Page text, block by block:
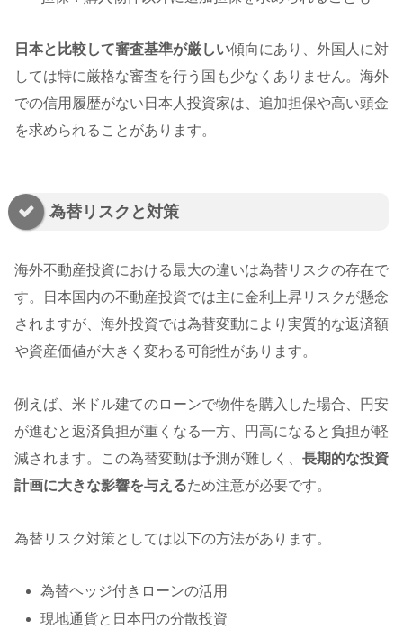
日本と比較して審査基準が厳しい傾向にあり、外国人に対
しては特に厳格な審査を行う国も少なくありません。海外
での信用履歴がない日本人投資家は、追加担保や高い頭金
を求められることがあります。
為替リスクと対策
海外不動産投資における最大の違いは為替リスクの存在で
す。日本国内の不動産投資では主に金利上昇リスクが懸念
されますが、海外投資では為替変動により実質的な返済額
や資産価値が大きく変わる可能性があります。
例えば、米ドル建てのローンで物件を購入した場合、円安
が進むと返済負担が重くなる一方、円高になると負担が軽
減されます。この為替変動は予測が難しく、 長期的な投資
計画に大きな影響を与えるため注意が必要です。
為替リスク対策としては以下の方法があります。
為替ヘッジ付きローンの活用
現地通貨と日本円の分散投資